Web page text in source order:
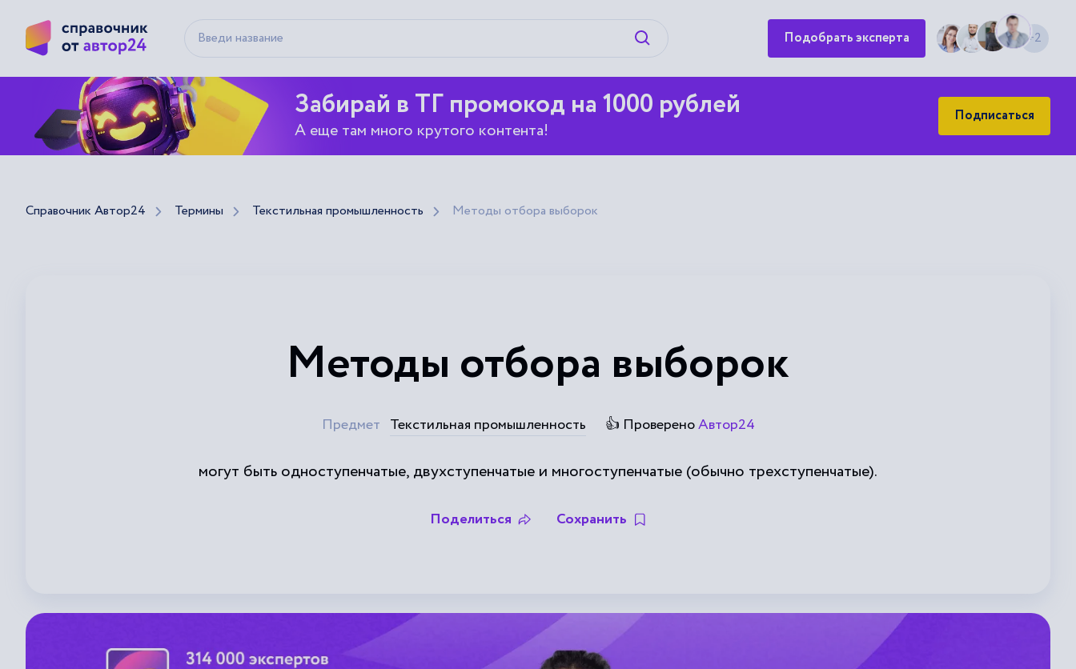
Искать Подобрать эксперта +2
Забирай в ТГ промокод на 1000 рублей
А еще там много крутого контента!
Подписаться
Справочник Автор24 Термины Текстильная промышленность Методы отбора выборок
Методы отбора выборок
Предмет Текстильная промышленность 👍 ПровереноАвтор24
могут быть одноступенчатые, двухступенчатые и многоступенчатые (обычно трехступенчатые).
Поделиться Сохранить